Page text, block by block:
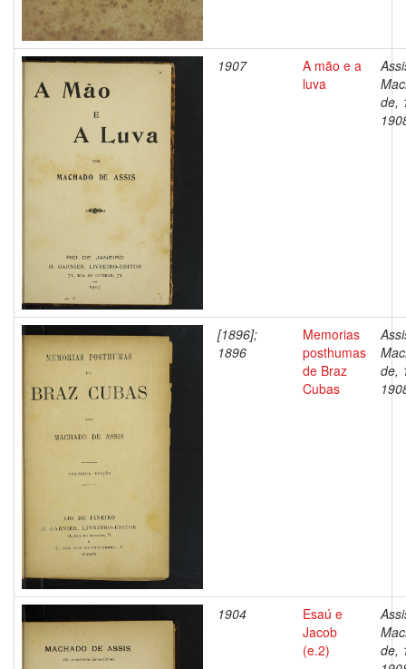
1907
A mão e a
luva
de,
[1896];
1896
Memorias
posthumas
de Braz
Cubas
de,
1904
Esaú e
Jacob
(e.2)
de,